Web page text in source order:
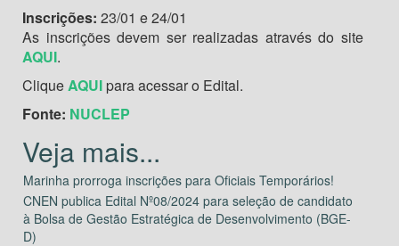
Inscrições: 23/01 e 24/01
As inscrições devem ser realizadas através do site
AQUI.
CliqueAQUI para acessar o Edital.
Fonte: NUCLEP
Marinha prorroga inscrições para Oficiais Temporários!
CNEN publica Edital Nº08/2024 para seleção de candidato
à Bolsa de Gestão Estratégica de Desenvolvimento (BGE-
D)